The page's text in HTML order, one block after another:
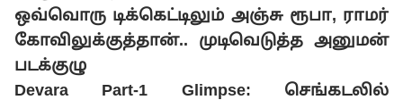
ஒவ்வொரு டிக்கெட்டிலும் அஞ்சு ரூபா, ராமர்
கோவிலுக்குத்தான்.. முடிவெடுத்த அனுமன்
படக்குழு
Devara Part-1 Glimpse: செங்கடலில்